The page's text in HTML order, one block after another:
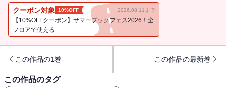
クーポン対象 10%OFF 2026.08.11まで
【10%OFFクーポン】サマーブックフェス2026！全
フロアで使える
この作品の1巻 この作品の最新巻
この作品のタグ